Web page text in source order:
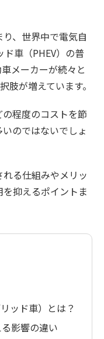
、世界中で電気自
車（PHEV）の普
メーカーが続々と
肢が増えています。
程度のコストを節
のではないでしょ
る仕組みやメリッ
抑えるポイントま
ッド車）とは？
影響の違い